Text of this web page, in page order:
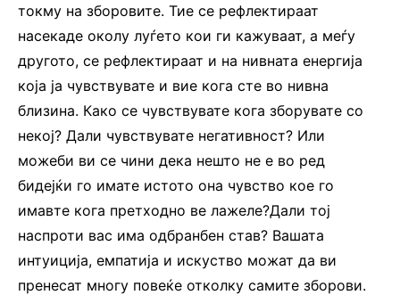
токму на зборовите. Тие се рефлектираат
насекаде околу луѓето кои ги кажуваат, а меѓу
другото, се рефлектираат и на нивната енергија
која ја чувствувате и вие кога сте во нивна
близина. Како се чувствувате кога зборувате со
некој? Дали чувствувате негативност? Или
можеби ви се чини дека нешто не е во ред
бидејќи го имате истото она чувство кое го
имавте кога претходно ве лажеле?Дали тој
наспроти вас има одбранбен став? Вашата
интуиција, емпатија и искуство можат да ви
пренесат многу повеќе отколку самите зборови.